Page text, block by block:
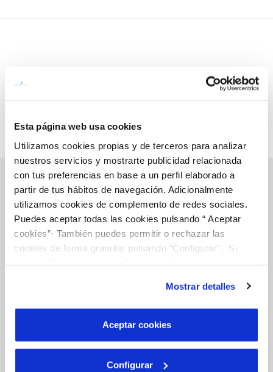
Esta página web usa cookies
Utilizamos cookies propias y de terceros para analizar
nuestros servicios y mostrarte publicidad relacionada
con tus preferencias en base a un perfil elaborado a
partir de tus hábitos de navegación. Adicionalmente
utilizamos cookies de complemento de redes sociales.
Puedes aceptar todas las cookies pulsando “ Aceptar
cookies”· También puedes permitir o rechazar las
cookies de forma granular pulsando “Configurar”. Si
son indispensables para que el sitio web funcione y que
por tanto no se pueden desactivar. Puedes consultar
más información en nuestraPolítica de Cookies
Mostrar detalles
Aceptar cookies
Configurar
Gestiones Online
FACTURAS, PAGOS Y CONSUMOS